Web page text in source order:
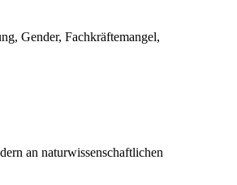
Gender, Fachkräftemangel,
an naturwissenschaftlichen